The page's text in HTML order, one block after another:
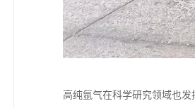
高纯氩气在科学研究领域也